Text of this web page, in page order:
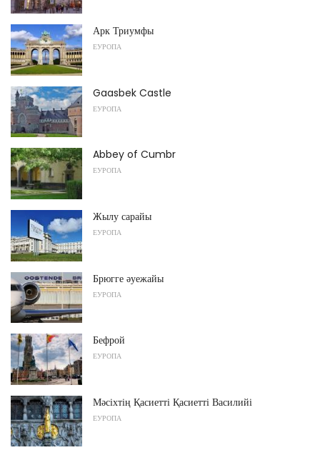
Арк Триумфы
ЕУРОПА
Gaasbek Castle
ЕУРОПА
Abbey of Cumbr
ЕУРОПА
Жылу сарайы
ЕУРОПА
Брюгге әуежайы
ЕУРОПА
Бефрой
ЕУРОПА
Мәсіхтің Қасиетті Қасиетті Василийі
ЕУРОПА